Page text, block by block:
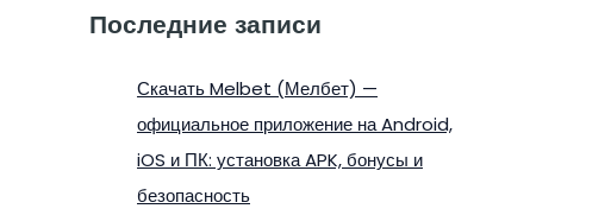
Последние записи
Скачать Melbet (Мелбет) —
официальное приложение на Android,
iOS и ПК: установка APK, бонусы и
безопасность